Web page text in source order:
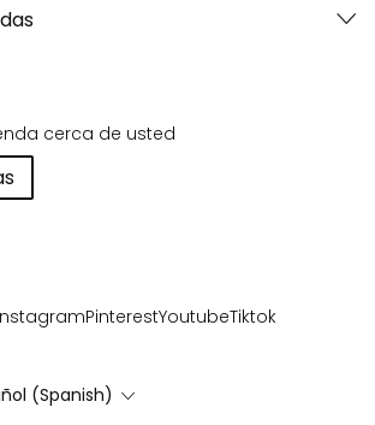
PinterestYoutubeTiktok
cerca de usted
(Spanish)